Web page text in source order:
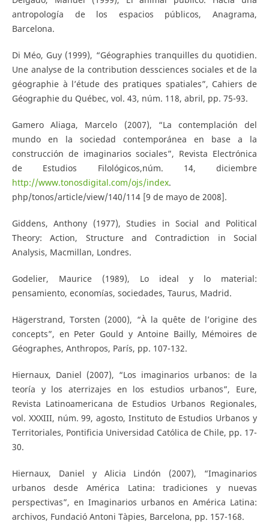
antropología de los espacios públicos, Anagrama,
Barcelona.
Di Méo, Guy (1999), “Géographies tranquilles du quotidien.
Une analyse de la contribution dessciences sociales et de la
géographie à l’étude des pratiques spatiales”, Cahiers de
Géographie du Québec, vol. 43, núm. 118, abril, pp. 75-93.
Gamero Aliaga, Marcelo (2007), “La contemplación del
mundo en la sociedad contemporánea en base a la
construcción de imaginarios sociales”, Revista Electrónica
de Estudios Filológicos,núm. 14, diciembre
http://www.tonosdigital.com/ojs/index.
php/tonos/article/view/140/114 [9 de mayo de 2008].
Giddens, Anthony (1977), Studies in Social and Political
Theory: Action, Structure and Contradiction in Social
Analysis, Macmillan, Londres.
Godelier, Maurice (1989), Lo ideal y lo material:
pensamiento, economías, sociedades, Taurus, Madrid.
Hägerstrand, Torsten (2000), “À la quête de l’origine des
concepts”, en Peter Gould y Antoine Bailly, Mémoires de
Géographes, Anthropos, París, pp. 107-132.
Hiernaux, Daniel (2007), “Los imaginarios urbanos: de la
teoría y los aterrizajes en los estudios urbanos”, Eure,
Revista Latinoamericana de Estudios Urbanos Regionales,
vol. XXXIII, núm. 99, agosto, Instituto de Estudios Urbanos y
Territoriales, Pontificia Universidad Católica de Chile, pp. 17-
30.
Hiernaux, Daniel y Alicia Lindón (2007), “Imaginarios
urbanos desde América Latina: tradiciones y nuevas
perspectivas”, en Imaginarios urbanos en América Latina:
archivos, Fundació Antoni Tàpies, Barcelona, pp. 157-168.